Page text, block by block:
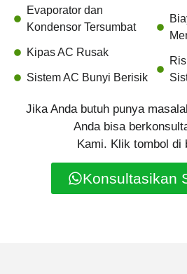
Evaporator dan
Kondensor Tersumbat
Kipas AC Rusak
Sistem AC Bunyi Berisik
Jika Anda butuh punya
Anda bisa
Kami. Klik tombol di
Konsultasikan